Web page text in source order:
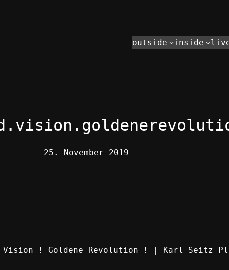
outside inside
25. November 2019
! Vision ! Goldene Revolution ! | Karl Seitz